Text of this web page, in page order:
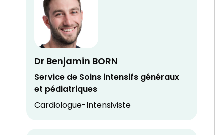
Dr Benjamin BORN
Service de Soins intensifs généraux
et pédiatriques
Cardiologue-Intensiviste